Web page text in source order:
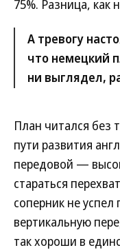
75%. Разница, как
А тревогу
что немецкий
ни выглядел,
План читался без
пути развития
передовой —
стараться
соперник не успел
вертикальную
так хороши в